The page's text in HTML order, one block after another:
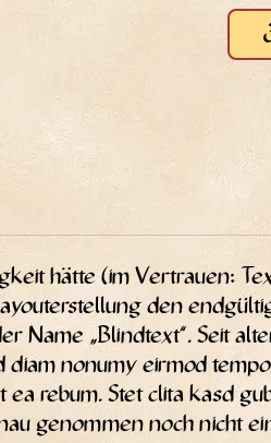
hät­te (im Ver­trau­en:
den
Name „Blind­text“. Seit
diam nonumy eirm­od
rebum. Stet cli­ta kasd
genom­men noch nicht